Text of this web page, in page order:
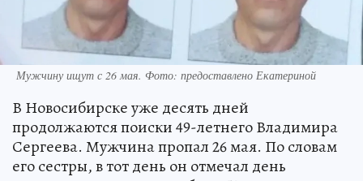
Мужчину ищут с 26 мая. Фото: предоставлено Екатериной
В Новосибирске уже десять дней
продолжаются поиски 49-летнего Владимира
Сергеева. Мужчина пропал 26 мая. По словам
его сестры, в тот день он отмечал день